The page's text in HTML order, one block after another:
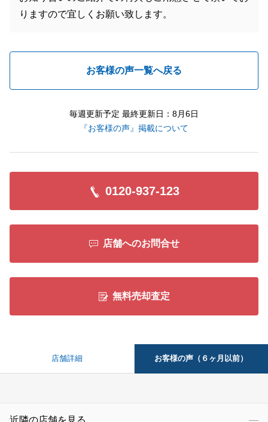
りますので宜しくお願い致します。
お客様の声一覧へ戻る
毎週更新予定 最終更新日：8月6日
『お客様の声』掲載について
0120-937-123
店舗へのお問合せ
無料売却査定
店舗詳細 お客様の声（６ヶ月以前）
近隣の店舗を見る